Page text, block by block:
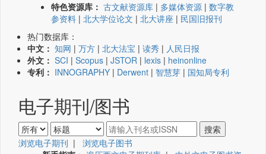
特色资源库： 古文献资源库 | 多媒体资源 | 数字教
参资料 | 北大学位论文 | 北大讲座 | 民国旧报刊
热门数据库：
中文： 知网 | 万方 | 北大法宝 | 读秀 | 人民日报
外文： SCI | Scopus | JSTOR | lexis | heinonline
专利： INNOGRAPHY | Derwent | 智慧芽 | 国知局专利
电子期刊/图书
浏览电子期刊 | 浏览电子图书